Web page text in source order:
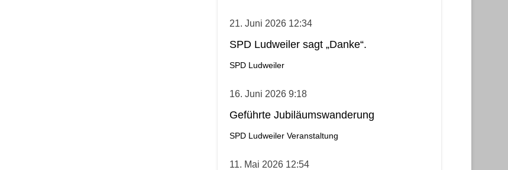
21. Juni 2026 12:34
SPD Ludweiler sagt „Danke“.
SPD Ludweiler
16. Juni 2026 9:18
Geführte Jubiläumswanderung
SPD Ludweiler Veranstaltung
11. Mai 2026 12:54